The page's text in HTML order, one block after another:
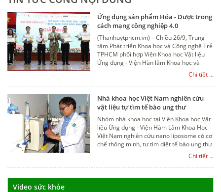
Ứng dụng sản phẩm Hóa - Dược trong
cách mạng công nghiệp 4.0
(Thanhuytphcm.vn) – Chiều 26/9, Trung
tâm Phát triển Khoa học và Công nghệ Trẻ
TPHCM phối hợp Viện Khoa học Vật liệu
Ứng dụng - Viện Hàn lâm Khoa học và
Công nghệ Việt Nam và Trường Đại học
Nguyễn Tất Thành tổ chức Hội thảo khoa
học “Ứng dụng sản phẩm Hóa - Dược
trong cách mạng công nghiệp 4.0”.
Chi tiết ...
Nhà khoa học Việt Nam nghiên cứu
vật liệu tự tìm tế bào ung thư
Nhóm nhà khoa học tại Viện Khoa học Vật
liệu Ứng dụng - Viện Hàm Lâm Khoa Học
Việt Nam nghiên cứu nano liposome có cơ
chế thông minh, tự tìm diệt tế bào ung thư
Chi tiết ...
Video sức khỏe